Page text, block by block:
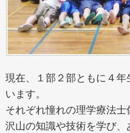
現在、１部２部ともに４
います。
それぞれ憧れの理学療法士
沢山の知識や技術を学び、